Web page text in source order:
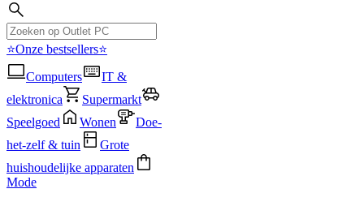
⭐Onze bestsellers⭐
Computers
IT &
elektronica
Supermarkt
Speelgoed
Wonen
Doe-
het-zelf & tuin
Grote
huishoudelijke apparaten
Mode